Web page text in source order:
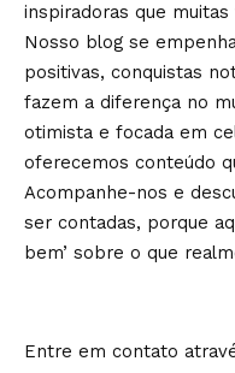
inspiradoras que
Nosso blog se
positivas, conquistas
fazem a diferença no
otimista e focada em
oferecemos conteúdo
Acompanhe-nos e
ser contadas, porque
bem’ sobre o que
Entre em contato